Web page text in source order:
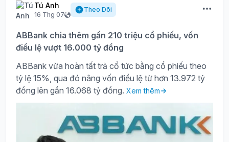
Tú Anh
16 Thg 07
Theo Dõi
ABBank chia thêm gần 210 triệu cổ phiếu, vốn
điều lệ vượt 16.000 tỷ đồng
ABBank vừa hoàn tất trả cổ tức bằng cổ phiếu theo
tỷ lệ 15%, qua đó nâng vốn điều lệ từ hơn 13.972 tỷ
đồng lên gần 16.068 tỷ đồng. Xem thêm